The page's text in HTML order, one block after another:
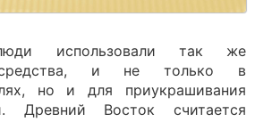
использовали так же
средства, и не только в
но и для приукрашивания
Древний Восток считается